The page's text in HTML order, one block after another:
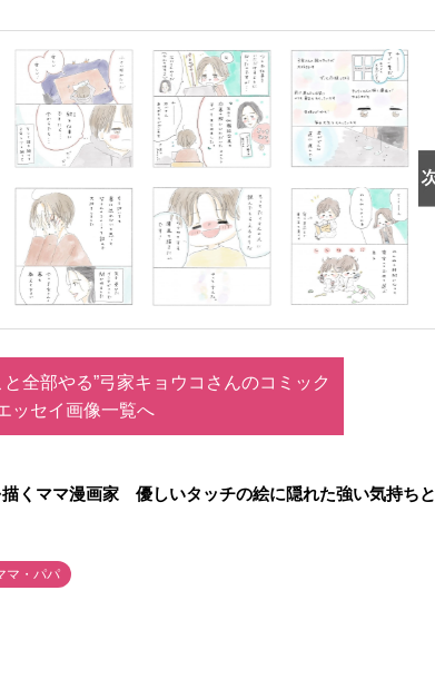
全部やる”弓家キョウコさんのコミック
ッセイ画像一覧へ
くママ漫画家 優しいタッチの絵に隠れた強い気持ちと
マ・パパ